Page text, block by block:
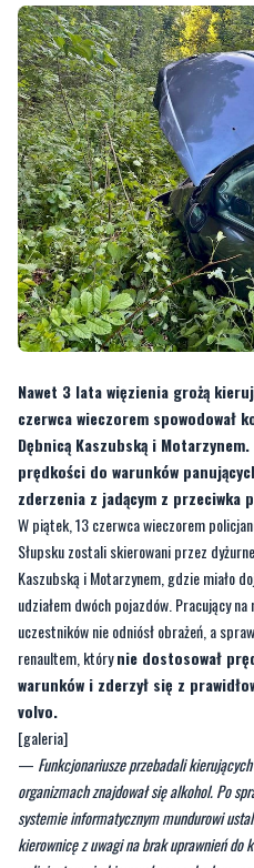
Nawet 3 lata więzienia grożą
czerwca wieczorem spowodował
prędkości do warunków
zderzenia z jadącym z przeciwka
W piątek, 13 czerwca wieczorem
Słupsku zostali skierowani przez
Kaszubską i Motarzynem, gdzie miało
udziałem dwóch pojazdów. Pracujący na
uczestników nie odniósł obrażeń, a
renaultem, którynie dostosował
warunków i zderzył się z
volvo.
[galeria]
—Funkcjonariusze przebadali
organizmach znajdował się alkohol. Po
systemie informatycznym mundurowi
kierownicę z uwagi na brak uprawnień do
policjantom, że kierował samochodem,
egzaminem na prawo jazdy— informuje
KMP w Słupsku